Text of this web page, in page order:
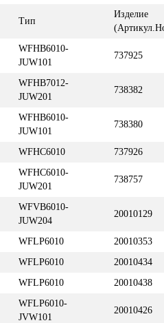
Тип
Изделие
WFHB6010-
JUW101
737925
WFHB7012-
JUW201
738382
WFHB6010-
JUW101
738380
WFHC6010 737926
WFHC6010-
JUW201
738757
WFVB6010-
JUW204
20010129
WFLP6010
20010353
WFLP6010
20010434
WFLP6010 20010438
WFLP6010-
JVW101
20010426